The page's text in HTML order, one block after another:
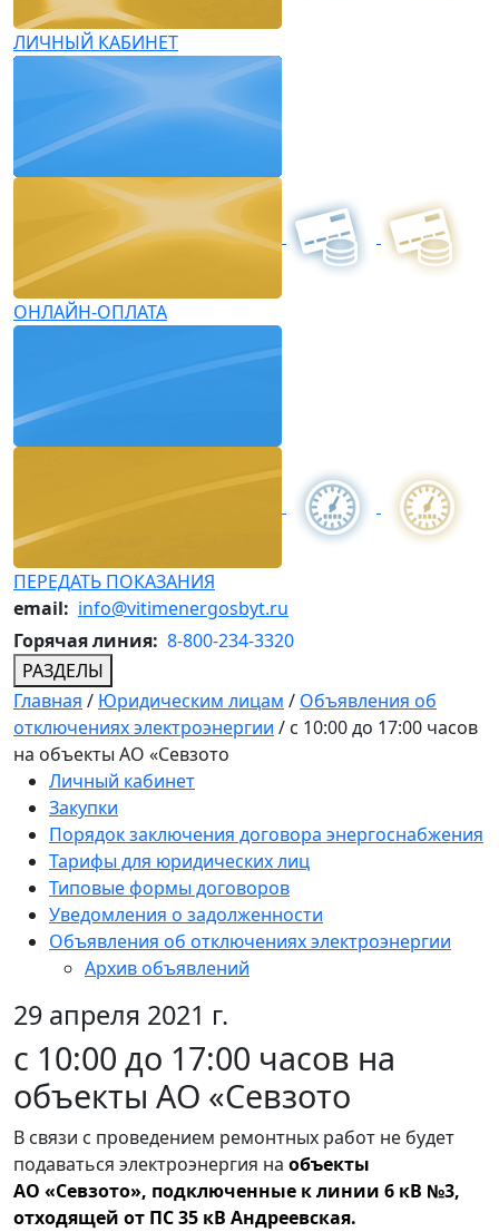
ЛИЧНЫЙ КАБИНЕТ
ОНЛАЙН-ОПЛАТА
ПЕРЕДАТЬ ПОКАЗАНИЯ
email: info@vitimenergosbyt.ru
Горячая линия: 8-800-234-3320
РАЗДЕЛЫ
Главная / Юридическим лицам / Объявления об
отключениях электроэнергии / с 10:00 до 17:00 часов
на объекты АО «Севзото
Личный кабинет
Закупки
Порядок заключения договора энергоснабжения
Тарифы для юридических лиц
Типовые формы договоров
Уведомления о задолженности
Объявления об отключениях электроэнергии
Архив объявлений
29 апреля 2021 г.
с 10:00 до 17:00 часов на
объекты АО «Севзото
В связи с проведением ремонтных работ не будет
подаваться электроэнергия на объекты
АО «Севзото», подключенные к линии 6 кВ №3,
отходящей от ПС 35 кВ Андреевская.